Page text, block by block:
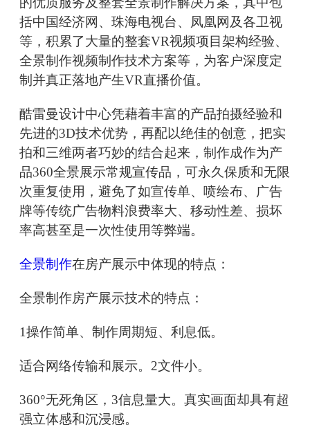
括中国经济网、珠海电视台、凤凰网及各卫视
等，积累了大量的整套VR视频项目架构经验、
全景制作视频制作技术方案等，为客户深度定
制并真正落地产生VR直播价值。
酷雷曼设计中心凭藉着丰富的产品拍摄经验和
先进的3D技术优势，再配以绝佳的创意，把实
拍和三维两者巧妙的结合起来，制作成作为产
品360全景展示常规宣传品，可永久保质和无限
次重复使用，避免了如宣传单、喷绘布、广告
牌等传统广告物料浪费率大、移动性差、损坏
率高甚至是一次性使用等弊端。
全景制作在房产展示中体现的特点：
全景制作房产展示技术的特点：
1操作简单、制作周期短、利息低。
适合网络传输和展示。2文件小。
360°无死角区，3信息量大。真实画面却具有超
强立体感和沉浸感。